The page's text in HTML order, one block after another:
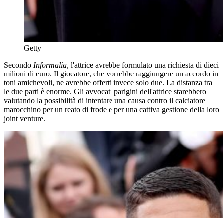
Getty
Secondo Informalia, l'attrice avrebbe formulato una richiesta di dieci
milioni di euro. Il giocatore, che vorrebbe raggiungere un accordo in
toni amichevoli, ne avrebbe offerti invece solo due. La distanza tra
le due parti è enorme. Gli avvocati parigini dell'attrice starebbero
valutando la possibilità di intentare una causa contro il calciatore
marocchino per un reato di frode e per una cattiva gestione della loro
joint venture.